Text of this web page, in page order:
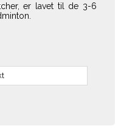
er lavet til de 3-6